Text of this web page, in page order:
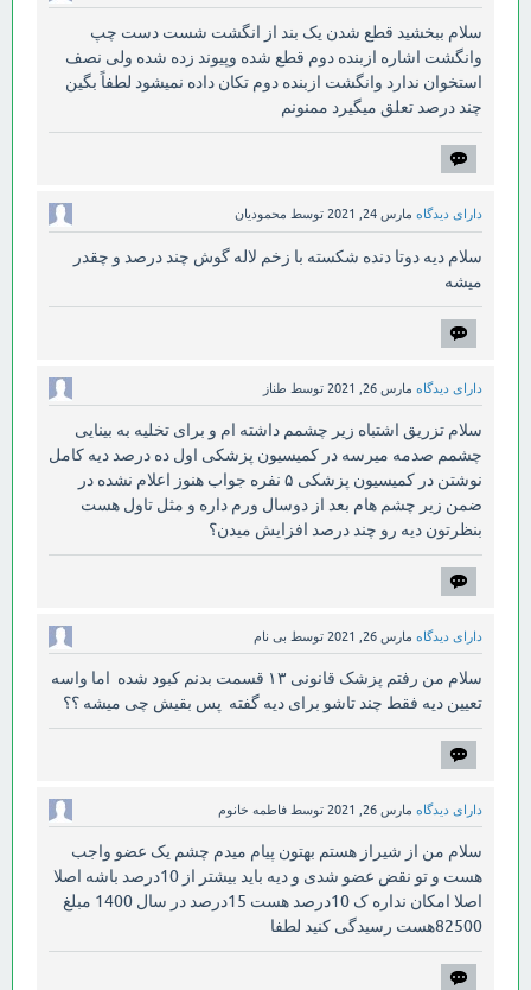
سلام ببخشید قطع شدن یک بند از انگشت شست دست چپ
وانگشت اشاره ازبنده دوم قطع شده وپیوند زده شده ولی نصف
استخوان ندارد وانگشت ازبنده دوم تکان داده نمیشود لطفاً بگین
چند درصد تعلق میگیرد ممنونم
دارای دیدگاه مارس 24, 2021 توسط محمودیان
سلام دیه دوتا دنده شکسته با زخم لاله گوش چند درصد و چقدر
میشه
دارای دیدگاه مارس 26, 2021 توسط طناز
سلام تزریق اشتباه زیر چشمم داشته ام و برای تخلیه به بینایی
چشمم صدمه میرسه در کمیسیون پزشکی اول ده درصد دیه کامل
نوشتن در کمیسیون پزشکی ۵ نفره جواب هنوز اعلام نشده در
ضمن زیر چشم هام بعد از دوسال ورم داره و مثل تاول هست
بنظرتون دیه رو چند درصد افزایش میدن؟
دارای دیدگاه مارس 26, 2021 توسط بی نام
سلام من رفتم پزشک قانونی ۱۳ قسمت بدنم کبود شده اما واسه
تعیین دیه فقط چند تاشو برای دیه گفته پس بقیش چی میشه ؟؟
دارای دیدگاه مارس 26, 2021 توسط فاطمه خانوم
سلام من از شیراز هستم بهتون پیام میدم چشم یک عضو واجب
هست و تو نقض عضو شدی و دیه باید بیشتر از 10درصد باشه اصلا
اصلا امکان نداره ک 10درصد هست 15درصد در سال 1400 مبلغ
82500هست رسیدگی کنید لطفا